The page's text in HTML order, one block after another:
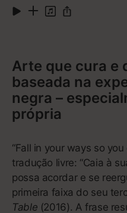
grandes duetos dos
1 Intro
2 Yeah! (feat. Lil Jon &
3 Throwback (feat.
5
Confessions, Pt. II
Version)